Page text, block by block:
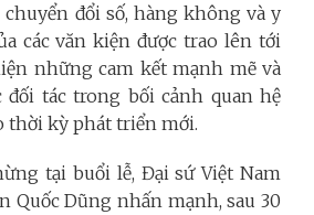
đổi số, hàng không và y
các văn kiện được trao lên tới
những cam kết mạnh mẽ và
đối tác trong bối cảnh quan hệ
thời kỳ phát triển mới.
tại buổi lễ, Đại sứ Việt Nam
Quốc Dũng nhấn mạnh, sau 30